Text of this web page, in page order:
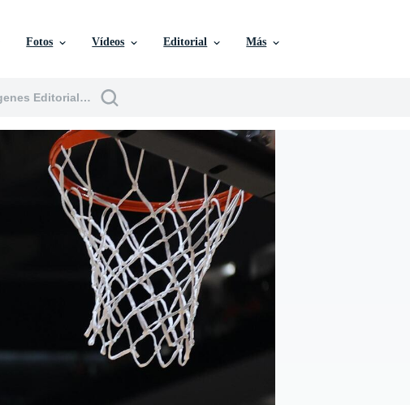
Fotos Vídeos Editorial Más